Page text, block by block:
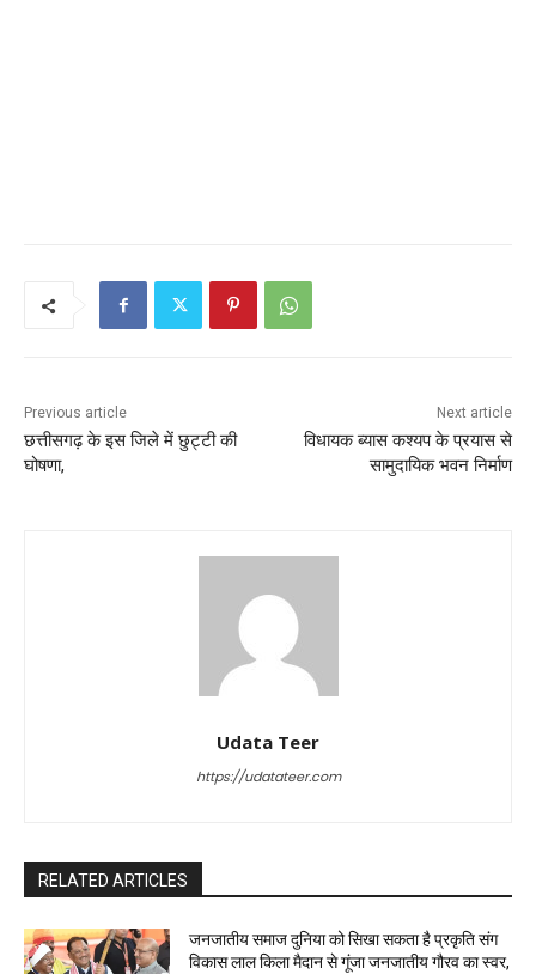
Previous article
छत्तीसगढ़ के इस जिले में छुट्टी की
घोषणा,
Next article
विधायक ब्यास कश्यप के प्रयास से
सामुदायिक भवन निर्माण
Udata Teer
https://udatateer.com
RELATED ARTICLES
जनजातीय समाज दुनिया को सिखा सकता है प्रकृति संग
विकास लाल किला मैदान से गूंजा जनजातीय गौरव का स्वर,